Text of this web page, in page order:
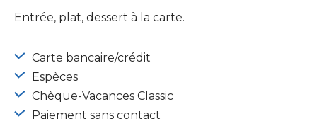
Entrée, plat, dessert à la carte.
Carte bancaire/crédit
Espèces
Chèque-Vacances Classic
Paiement sans contact